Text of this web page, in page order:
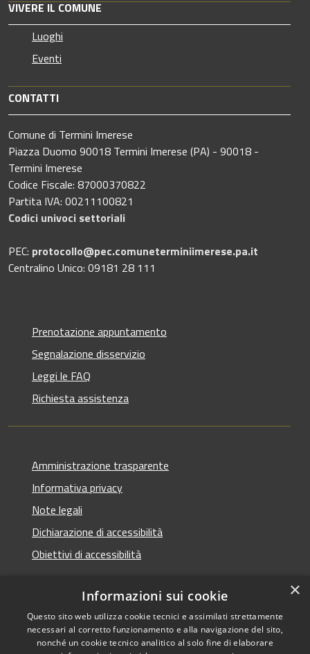
VIVERE IL COMUNE
Luoghi
Eventi
CONTATTI
Comune di Termini Imerese
Piazza Duomo 90018 Termini Imerese (PA) - 90018 -
Termini Imerese
Codice Fiscale: 87000370822
Partita IVA: 00211100821
Codici univoci settoriali
PEC: protocollo@pec.comuneterminiimerese.pa.it
Centralino Unico: 09181 28 111
Prenotazione appuntamento
Segnalazione disservizio
Leggi le FAQ
Richiesta assistenza
Amministrazione trasparente
Informativa privacy
Note legali
Dichiarazione di accessibilità
Obiettivi di accessibilità
RSS
Accessibilità
Copyright © 2026 • Comune di
Termini Imerese • Powered
×
Informazioni sui cookie
Questo sito web utilizza cookie tecnici e assimilati strettamente
necessari al corretto funzionamento e alla navigazione del sito,
nonché un cookie tecnico analitico al solo fine di elaborare